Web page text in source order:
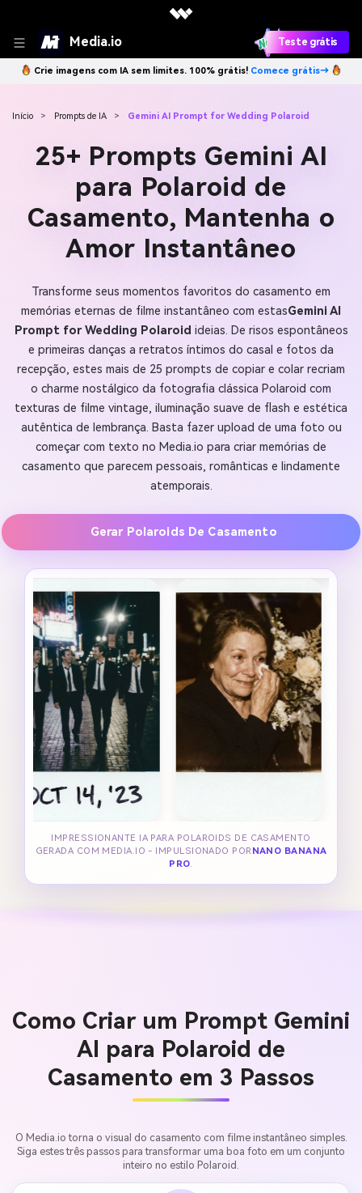
Media.io Teste grátis
Crie imagens com IA sem limites. 100% grátis! Comece grátis→
Início > Prompts de IA > Gemini AI Prompt for Wedding Polaroid
25+ Prompts Gemini AI
para Polaroid de
Casamento, Mantenha o
Amor Instantâneo
Transforme seus momentos favoritos do casamento em
memórias eternas de filme instantâneo com estasGemini AI
Prompt for Wedding Polaroid ideias. De risos espontâneos
e primeiras danças a retratos íntimos do casal e fotos da
recepção, estes mais de 25 prompts de copiar e colar recriam
o charme nostálgico da fotografia clássica Polaroid com
texturas de filme vintage, iluminação suave de flash e estética
autêntica de lembrança. Basta fazer upload de uma foto ou
começar com texto no Media.io para criar memórias de
casamento que parecem pessoais, românticas e lindamente
atemporais.
Gerar Polaroids De Casamento
IMPRESSIONANTE IA PARA POLAROIDS DE CASAMENTO
GERADA COM MEDIA.IO - IMPULSIONADO POR NANO BANANA
PRO.
Como Criar um Prompt Gemini
AI para Polaroid de
Casamento em 3 Passos
O Media.io torna o visual do casamento com filme instantâneo simples.
Siga estes três passos para transformar uma boa foto em um conjunto
inteiro no estilo Polaroid.